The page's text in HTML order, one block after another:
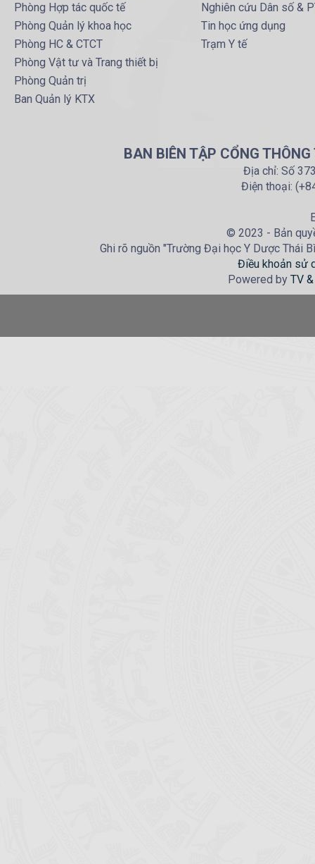
Phòng Hợp tác quốc tế
Phòng Quản lý khoa học
Phòng HC & CTCT
Phòng Vật tư và Trang thiết bị
Phòng Quản trị
Ban Quản lý KTX
Nghiên cứu Dân số &
Tin học ứng dụng
Trạm Y tế
BAN BIÊN TẬP CỔNG
Địa chỉ: Số
Điện thoại:
© 2023 - Bản
Ghi rõ nguồn "Trường Đại học Y Dược Thái
Điều khoản sử
Powered by TV